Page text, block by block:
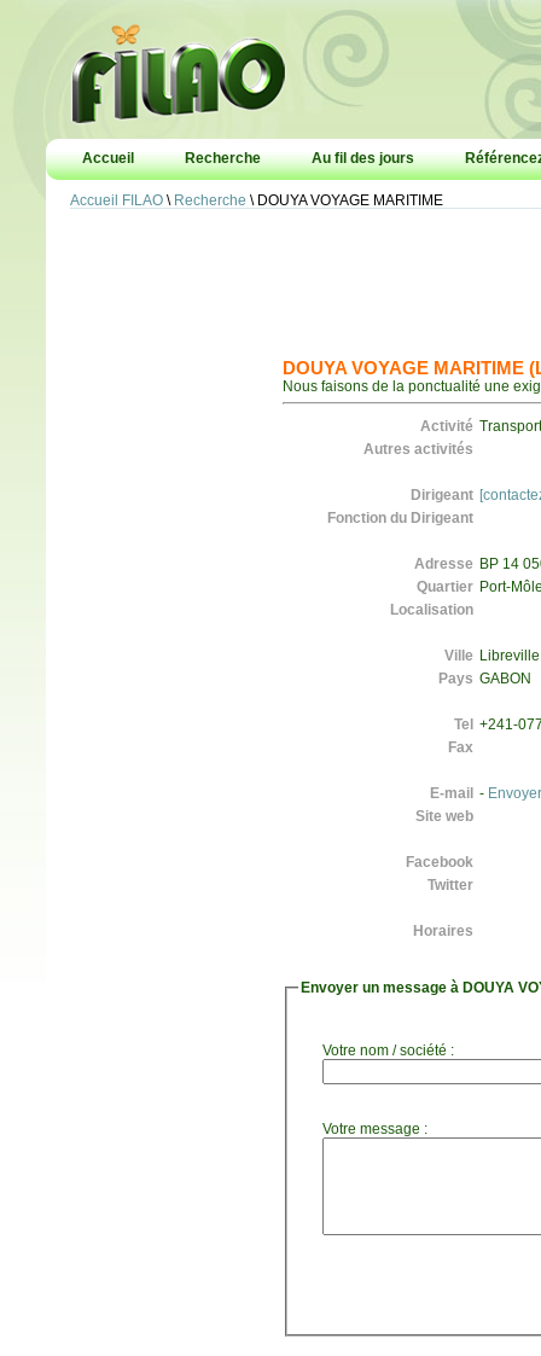
Accueil Recherche Au fil des jours
Accueil FILAO \ Recherche \ DOUYA VOYAGE MARITIME
DOUYA VOYAGE MARITIME
Nous faisons de la ponctualité une
Activité
Autres activités
Dirigeant
Fonction du Dirigeant
Adresse BP 14
Quartier Port-
Localisation
Ville Libreville
Pays GABON
Tel
+241-
Fax
E-mail -
Site web
Facebook
Twitter
Horaires
Envoyer un message à DOUYA
Votre nom / société :
Votre message :